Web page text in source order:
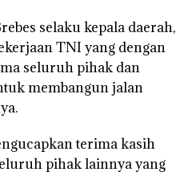
selaku kepala daerah,
TNI yang dengan
seluruh pihak dan
membangun jalan
terima kasih
pihak lainnya yang